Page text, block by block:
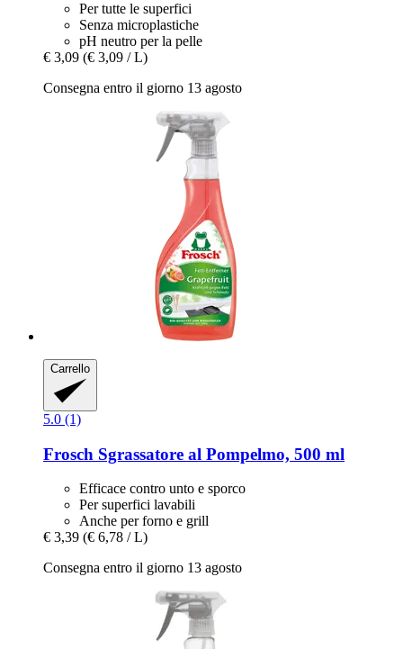
Per tutte le superfici
Senza microplastiche
pH neutro per la pelle
€ 3,09 (€ 3,09 / L)
Consegna entro il giorno 13 agosto
Carrello
5.0 (1)
Frosch Sgrassatore al Pompelmo, 500 ml
Efficace contro unto e sporco
Per superfici lavabili
Anche per forno e grill
€ 3,39 (€ 6,78 / L)
Consegna entro il giorno 13 agosto